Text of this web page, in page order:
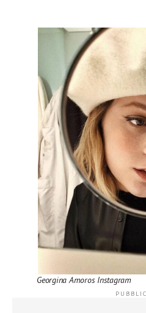
Georgina Amoros Instagram